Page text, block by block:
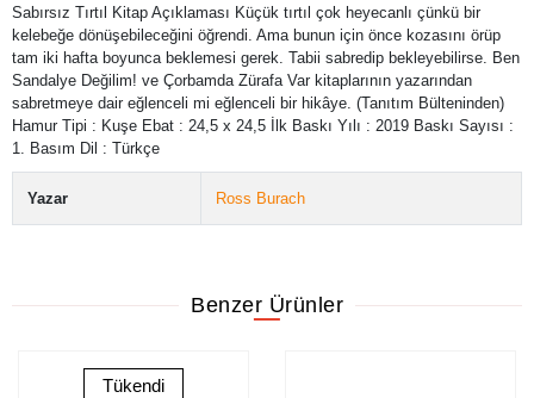
Sabırsız Tırtıl Kitap Açıklaması Küçük tırtıl çok heyecanlı çünkü bir
kelebeğe dönüşebileceğini öğrendi. Ama bunun için önce kozasını örüp
tam iki hafta boyunca beklemesi gerek. Tabii sabredip bekleyebilirse. Ben
Sandalye Değilim! ve Çorbamda Zürafa Var kitaplarının yazarından
sabretmeye dair eğlenceli mi eğlenceli bir hikâye. (Tanıtım Bülteninden)
Hamur Tipi : Kuşe Ebat : 24,5 x 24,5 İlk Baskı Yılı : 2019 Baskı Sayısı :
1. Basım Dil : Türkçe
Yazar Ross Burach
Benzer Ürünler
Tükendi